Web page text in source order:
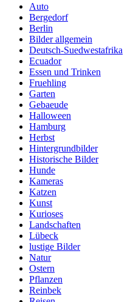
Auto
Bergedorf
Berlin
Bilder allgemein
Deutsch-Suedwestafrika
Ecuador
Essen und Trinken
Fruehling
Garten
Gebaeude
Halloween
Hamburg
Herbst
Hintergrundbilder
Historische Bilder
Hunde
Kameras
Katzen
Kunst
Kurioses
Landschaften
Lübeck
lustige Bilder
Natur
Ostern
Pflanzen
Reinbek